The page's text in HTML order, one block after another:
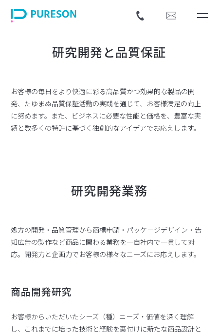
研究開発と品質保証
お客様の毎日をより快適に彩る高品質かつ効果的な製品の開
発、たゆまぬ品質保証活動の実践を通じて、お客様満足の向上
に努めます。また、ビジネスに必要な性能と価格を、豊富な実
績と数多くの特許に基づく独創的なアイデアでお応えします。
研究開発業務
処方の開発・品質管理から商標申請・パッケージデザイン・告
知広告の製作など商品に関わる業務を一自社内で一貫して対
応。開発力と企画力でお客様の様々なニーズにお応えします。
商品開発研究
お客様からいただいたシーズ（種）ニーズ・価値を深く理解
し、これまでに培った技術と経験を裏付けに新たな商品設計と